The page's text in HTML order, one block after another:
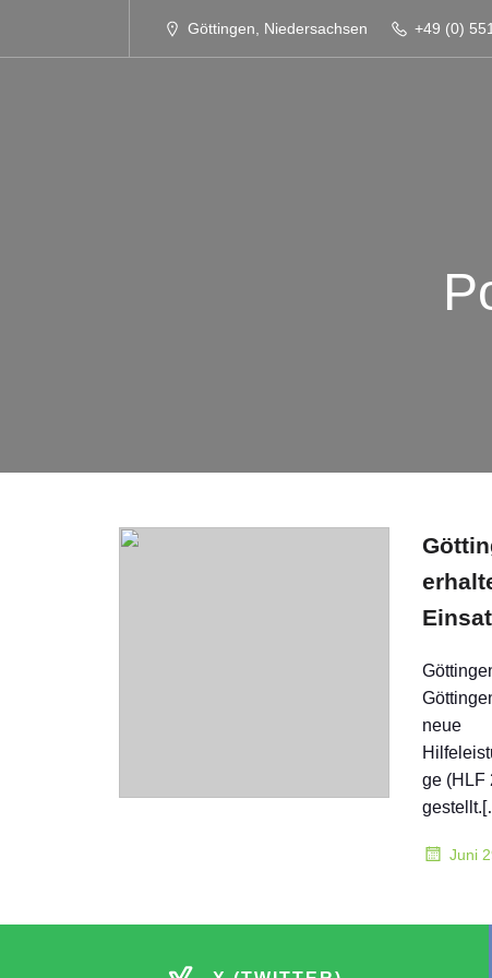
Göttingen, Niedersachsen +49 (0)
neue
ge (HLF
Juni